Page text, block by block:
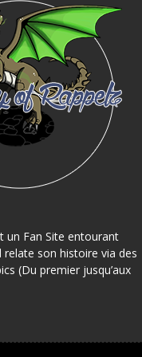
un Fan Site entourant
relate son histoire via des
(Du premier jusqu’aux